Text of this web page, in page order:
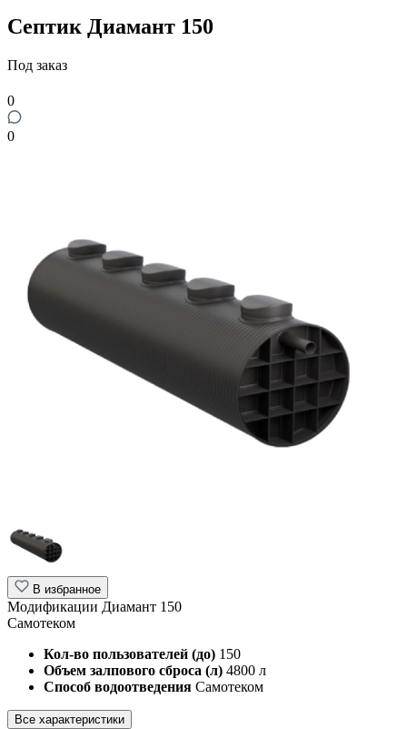
Септик Диамант 150
Под заказ
0
0
В избранное
Модификации Диамант 150
Самотеком
Кол-во пользователей (до) 150
Объем залпового сброса (л) 4800 л
Способ водоотведения Самотеком
Все характеристики